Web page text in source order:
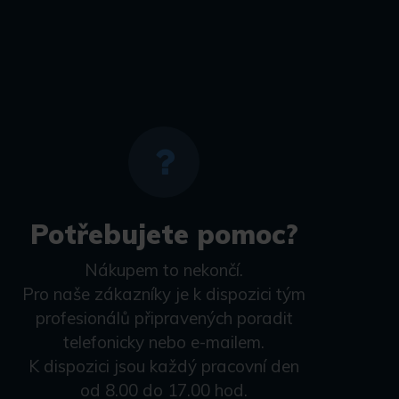
Potřebujete pomoc?
Nákupem to nekončí.
Pro naše zákazníky je k dispozici tým
profesionálů připravených poradit
telefonicky nebo e-mailem.
K dispozici jsou každý pracovní den
od 8.00 do 17.00 hod.